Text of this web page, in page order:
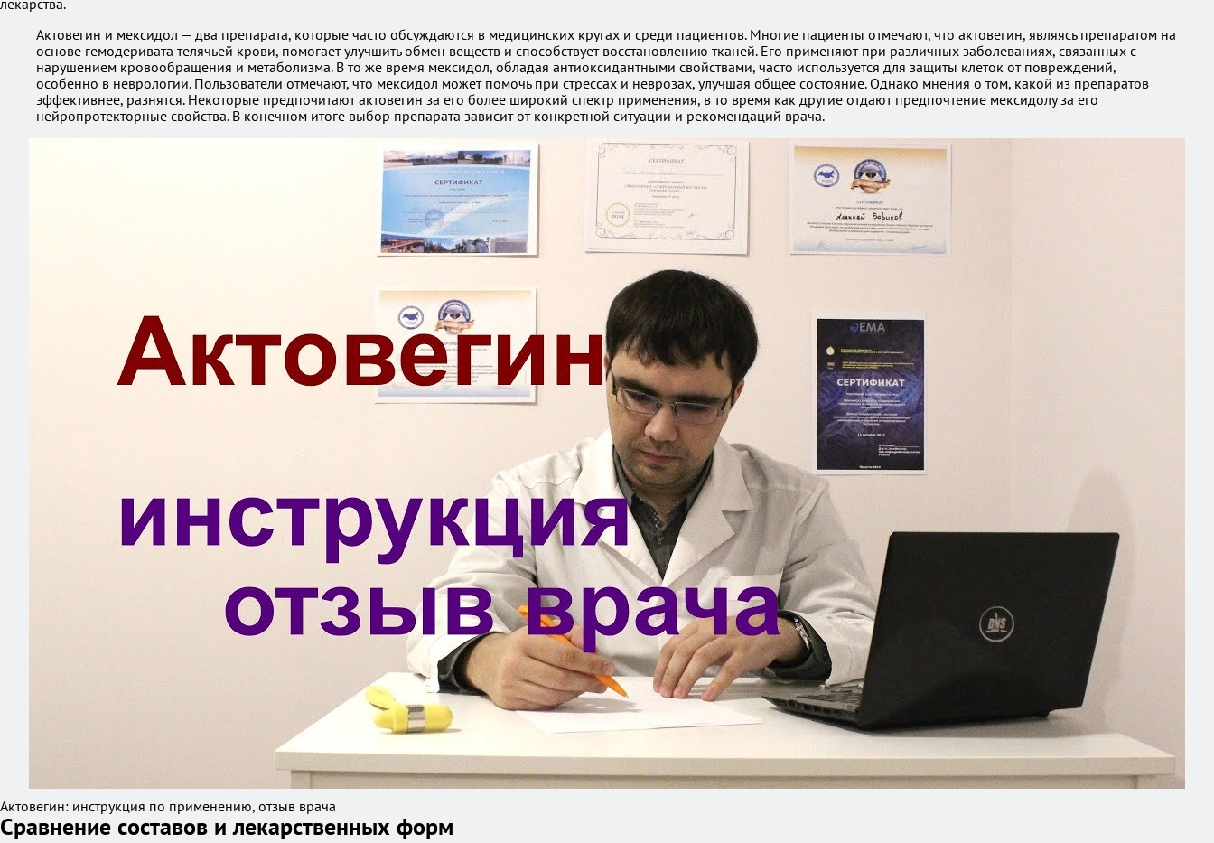
лекарства.
Актовегин и мексидол — два препарата, которые часто обсуждаются в медицинских кругах и среди пациентов. Многие пациенты отмечают, что актовегин, являясь препаратом на
основе гемодеривата телячьей крови, помогает улучшить обмен веществ и способствует восстановлению тканей. Его применяют при различных заболеваниях, связанных с
нарушением кровообращения и метаболизма. В то же время мексидол, обладая антиоксидантными свойствами, часто используется для защиты клеток от повреждений,
особенно в неврологии. Пользователи отмечают, что мексидол может помочь при стрессах и неврозах, улучшая общее состояние. Однако мнения о том, какой из препаратов
эффективнее, разнятся. Некоторые предпочитают актовегин за его более широкий спектр применения, в то время как другие отдают предпочтение мексидолу за его
нейропротекторные свойства. В конечном итоге выбор препарата зависит от конкретной ситуации и рекомендаций врача.
Актовегин: инструкция по применению, отзыв врача
Сравнение составов и лекарственных форм